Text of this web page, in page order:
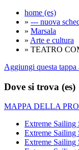
home (es)
» --- nuova
» Marsala
» Arte e cultura
» TEATRO
Aggiungi questa
Dove si trova (es)
MAPPA DELLA
Extreme Sailing
Extreme Sailing
Extreme Sailing